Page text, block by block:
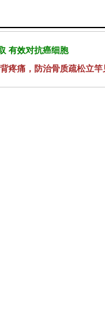
有效对抗癌细胞
疼痛，防治骨质疏松立竿